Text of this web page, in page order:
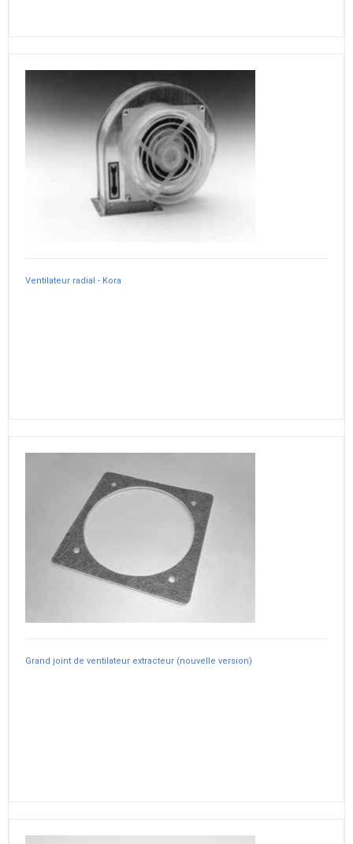
Ventilateur radial - Kora
Grand joint de ventilateur extracteur (nouvelle version)